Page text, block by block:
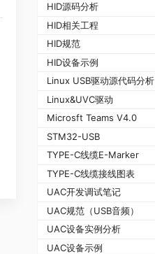
HID源码分析
HID相关工程
HID规范
HID设备示例
Linux USB驱动源代码分析
Linux&UVC驱动
Microsft Teams V4.0
STM32-USB
TYPE-C线缆E-Marker
TYPE-C线缆接线图表
UAC开发调试笔记
UAC规范（USB音频）
UAC设备实例分析
UAC设备示例